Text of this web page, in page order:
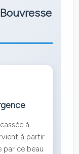
à
à partir
par ce beau